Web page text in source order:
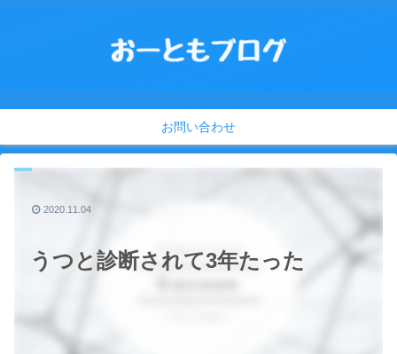
お問い合わせ
うつと診断されて3年たった
2020.11.04